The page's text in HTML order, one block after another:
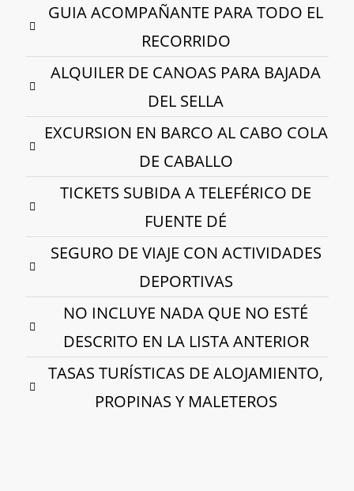
GUIA ACOMPAÑANTE PARA TODO EL
RECORRIDO
ALQUILER DE CANOAS PARA BAJADA
DEL SELLA
EXCURSION EN BARCO AL CABO COLA
DE CABALLO
TICKETS SUBIDA A TELEFÉRICO DE
FUENTE DÉ
SEGURO DE VIAJE CON ACTIVIDADES
DEPORTIVAS
NO INCLUYE NADA QUE NO ESTÉ
DESCRITO EN LA LISTA ANTERIOR
TASAS TURÍSTICAS DE ALOJAMIENTO,
PROPINAS Y MALETEROS